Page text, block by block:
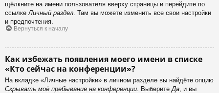
щёлкните на имени пользователя вверху страницы и перейдите по
ссылкеЛичный раздел. Там вы можете изменить все свои настройки
и предпочтения.
Вернуться к началу
Как избежать появления моего имени в списке
«Кто сейчас на конференции»?
На вкладке «Личные настройки» в личном разделе вы найдёте опцию
Скрывать моё пребывание на конференции . Выберите Да , и вы